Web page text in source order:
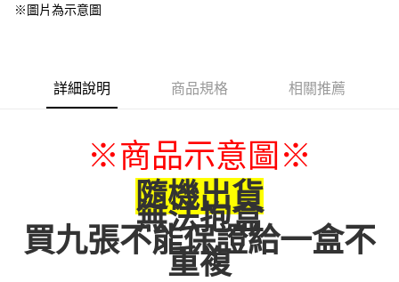
付款後全家取貨
每筆NT$9,999
每筆NT$65，滿NT$1,300(含以上)免運費
每筆NT$65，滿NT$1,300(含以上)免運費
宅配-木棉花樂園專用
每筆NT$100，滿NT$1,300(含以上)免運費
※圖片為示意圖
詳細說明 商品規格 相關推薦
※商品示意圖 ※
隨機出貨
無法抱盒
買九張不能保證給一盒不
重複